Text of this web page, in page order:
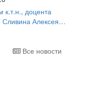
к.т.н., доцента
Алексея
с юбилеем!
Все новости